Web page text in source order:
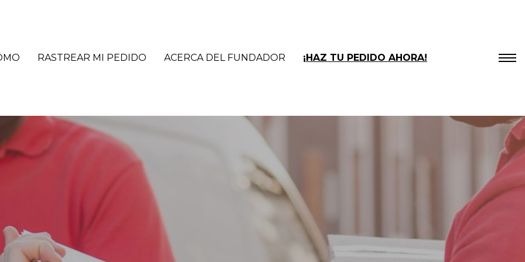
RASTREAR MI PEDIDO ACERCA DEL FUNDADOR ¡HAZ TU PEDIDO AHORA!